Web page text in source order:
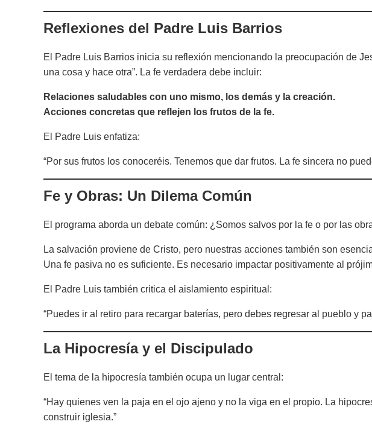
Reflexiones del Padre Luis Barrios
El Padre Luis Barrios inicia su reflexión mencionando la preocupación de
una cosa y hace otra”. La fe verdadera debe incluir:
Relaciones saludables con uno mismo, los demás y la creación.
Acciones concretas que reflejen los frutos de la fe.
El Padre Luis enfatiza:
“Por sus frutos los conoceréis. Tenemos que dar frutos. La fe sincera no
Fe y Obras: Un Dilema Común
El programa aborda un debate común: ¿Somos salvos por la fe o por las
La salvación proviene de Cristo, pero nuestras acciones también son
Una fe pasiva no es suficiente. Es necesario impactar positivamente al
El Padre Luis también critica el aislamiento espiritual:
“Puedes ir al retiro para recargar baterías, pero debes regresar al pueblo y
La Hipocresía y el Discipulado
El tema de la hipocresía también ocupa un lugar central:
“Hay quienes ven la paja en el ojo ajeno y no la viga en el propio. La
construir iglesia.”